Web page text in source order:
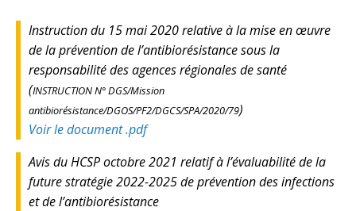
Instruction du 15 mai 2020 relative à la mise en œuvre
de la prévention de l’antibiorésistance sous la
responsabilité des agences régionales de santé
(INSTRUCTION N° DGS/Mission
antibiorésistance/DGOS/PF2/DGCS/SPA/2020/79)
Voir le document .pdf
Avis du HCSP octobre 2021 relatif à l’évaluabilité de la
future stratégie 2022-2025 de prévention des infections
et de l’antibiorésistance